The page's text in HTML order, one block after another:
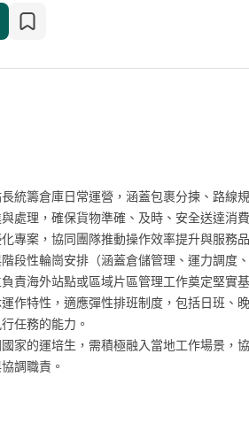
統籌倉庫日常運營，涵蓋包裹分揀、路線
處理，確保貨物準確、及時、安全送達消
專案，協同團隊推動操作效率提升與服務
段性輪崗安排（涵蓋倉儲管理、運力調度
責海外站點或區域片區管理工作奠定堅實基
作特性，適應彈性排班制度，包括日班、
任務的能力。
家的運培生，需積極融入當地工作場景，
調職責。